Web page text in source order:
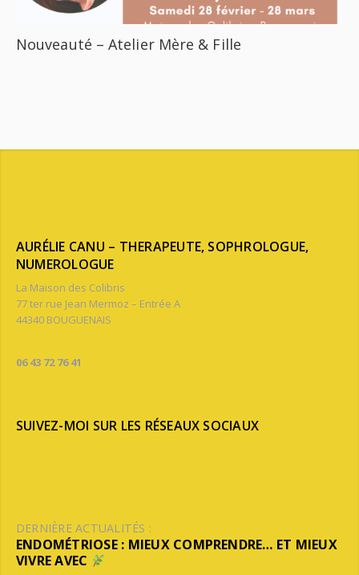
Nouveauté – Atelier Mère & Fille
AURÉLIE CANU – THERAPEUTE, SOPHROLOGUE,
NUMEROLOGUE
La Maison des Colibris
77 ter rue Jean Mermoz – Entrée A
44340 BOUGUENAIS
06 43 72 76 41
SUIVEZ-MOI SUR LES RÉSEAUX SOCIAUX
DERNIÈRE ACTUALITÉS :
ENDOMÉTRIOSE : MIEUX COMPRENDRE… ET MIEUX
VIVRE AVEC